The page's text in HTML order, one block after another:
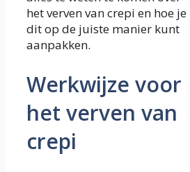
het verven van crepi en hoe je
dit op de juiste manier kunt
aanpakken.
Werkwijze voor
het verven van
crepi